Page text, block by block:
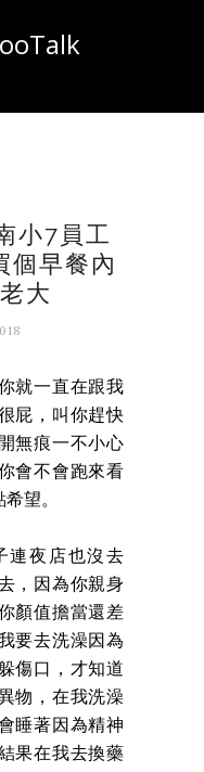
小7員工
個早餐內
大
就一直在跟我
屁，叫你趕快
無痕一不小心
會不會跑來看
望。
連夜店也沒去
，因為你親身
顏值擔當還差
要去洗澡因為
傷口，才知道
物，在我洗澡
睡著因為精神
果在我去換藥